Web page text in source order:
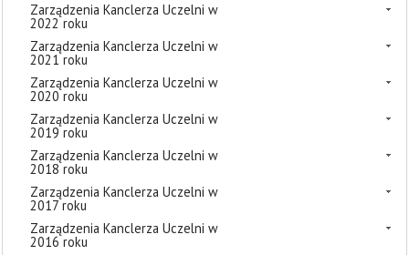
Zarządzenia Kanclerza Uczelni w
2022 roku
Zarządzenia Kanclerza Uczelni w
2021 roku
Zarządzenia Kanclerza Uczelni w
2020 roku
Zarządzenia Kanclerza Uczelni w
2019 roku
Zarządzenia Kanclerza Uczelni w
2018 roku
Zarządzenia Kanclerza Uczelni w
2017 roku
Zarządzenia Kanclerza Uczelni w
2016 roku